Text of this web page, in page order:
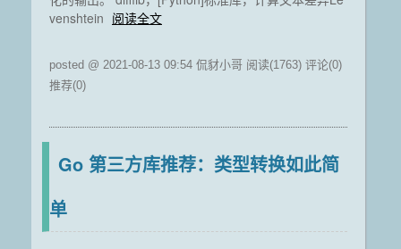
venshtein 阅读全文
posted @ 2021-08-13 09:54 侃豺小哥 阅读(1763) 评论(0)
推荐(0)
Go 第三方库推荐：类型转换如此简
单